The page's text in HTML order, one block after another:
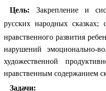
Цель:
Закрепление и
русских народных сказках;
нравственного развития
нарушений эмоционально-
художественной
нравственным содержанием
Задачи: